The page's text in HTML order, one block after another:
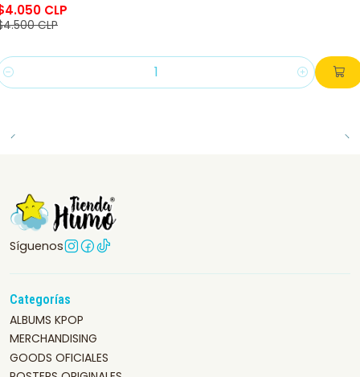
CLP
CLP
Síguenos
Categorías
ALBUMS KPOP
MERCHANDISING
GOODS OFICIALES